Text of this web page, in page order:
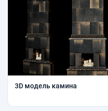
3D модель камина